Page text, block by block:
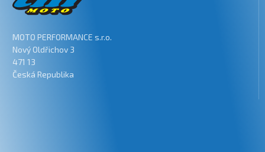
MOTO PERFORMANCE s.r.o.
Nový Oldřichov 3
471 13
Česká Republika